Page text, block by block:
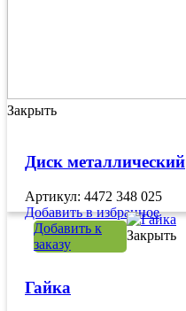
Закрыть
Диск металлический
Артикул: 4472 348 025
Добавить в избранное
Добавить к
заказу
Закрыть
Гайка